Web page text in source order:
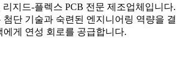
리지드-플렉스 PCB 전문 제조업체입니다.
첨단 기술과 숙련된 엔지니어링 역량을 결
에게 연성 회로를 공급합니다.